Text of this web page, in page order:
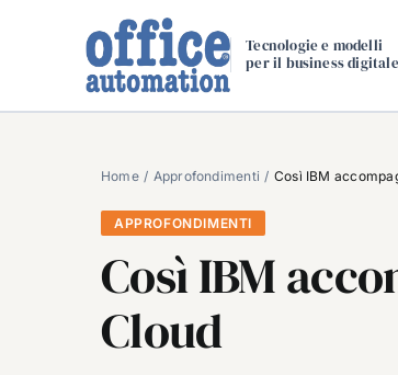
Tecnologie e modelli
per il business digitale
Home Approfondimenti Così IBM
APPROFONDIMENTI
Così IBM
Cloud